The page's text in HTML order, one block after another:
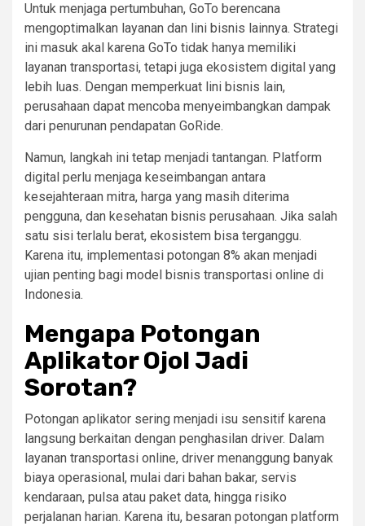
Untuk menjaga pertumbuhan, GoTo berencana
mengoptimalkan layanan dan lini bisnis lainnya. Strategi
ini masuk akal karena GoTo tidak hanya memiliki
layanan transportasi, tetapi juga ekosistem digital yang
lebih luas. Dengan memperkuat lini bisnis lain,
perusahaan dapat mencoba menyeimbangkan dampak
dari penurunan pendapatan GoRide.
Namun, langkah ini tetap menjadi tantangan. Platform
digital perlu menjaga keseimbangan antara
kesejahteraan mitra, harga yang masih diterima
pengguna, dan kesehatan bisnis perusahaan. Jika salah
satu sisi terlalu berat, ekosistem bisa terganggu.
Karena itu, implementasi potongan 8% akan menjadi
ujian penting bagi model bisnis transportasi online di
Indonesia.
Mengapa Potongan
Aplikator Ojol Jadi
Sorotan?
Potongan aplikator sering menjadi isu sensitif karena
langsung berkaitan dengan penghasilan driver. Dalam
layanan transportasi online, driver menanggung banyak
biaya operasional, mulai dari bahan bakar, servis
kendaraan, pulsa atau paket data, hingga risiko
perjalanan harian. Karena itu, besaran potongan platform